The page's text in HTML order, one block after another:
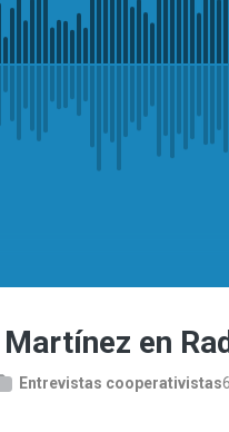
en
Entrevistas cooperativistas